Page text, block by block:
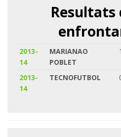
2013-
14
MARIANAO
POBLET
1
2013-
14
TECNOFUTBOL